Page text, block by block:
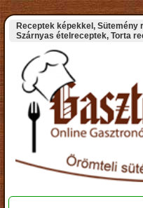
Receptek képekkel,
Szárnyas ételreceptek, Torta